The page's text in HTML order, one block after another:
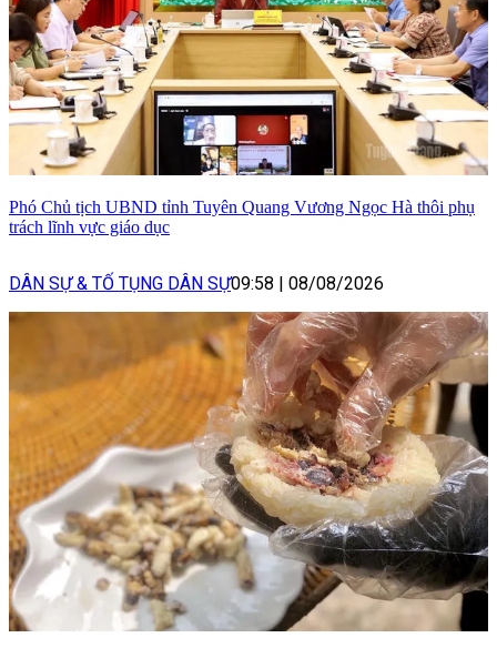
Phó Chủ tịch UBND tỉnh Tuyên Quang Vương Ngọc Hà thôi phụ
trách lĩnh vực giáo dục
DÂN SỰ & TỐ TỤNG DÂN SỰ09:58 08/08/2026